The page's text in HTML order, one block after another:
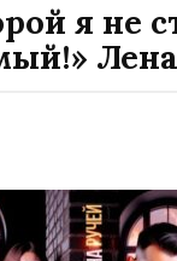
я не